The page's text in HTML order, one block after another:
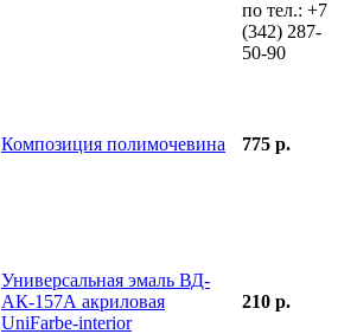
по тел.: +7
(342) 287-
50-90
Композиция полимочевина 775 р.
Универсальная эмаль ВД-
АК-157А акриловая
UniFarbe-interior
210 р.